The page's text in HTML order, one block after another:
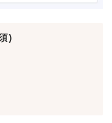
)